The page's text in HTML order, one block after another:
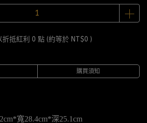
抵紅利 0 點 (約等於 NT$0 )
購買須知
寬28.4cm*深25.1cm